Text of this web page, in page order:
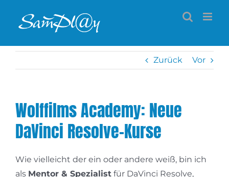
Inhalt
Zurück Vor
Wolffilms Academy: Neue
DaVinci Resolve-Kurse
Wie vielleicht der ein oder andere weiß, bin ich
als Mentor & Spezialistfür DaVinci Resolve,